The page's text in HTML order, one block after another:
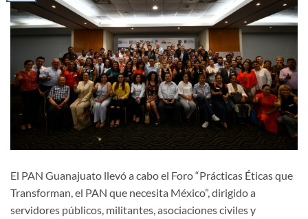
El PAN Guanajuato llevó a cabo el Foro “Prácticas Éticas que
Transforman, el PAN que necesita México”, dirigido a
servidores públicos, militantes, asociaciones civiles y